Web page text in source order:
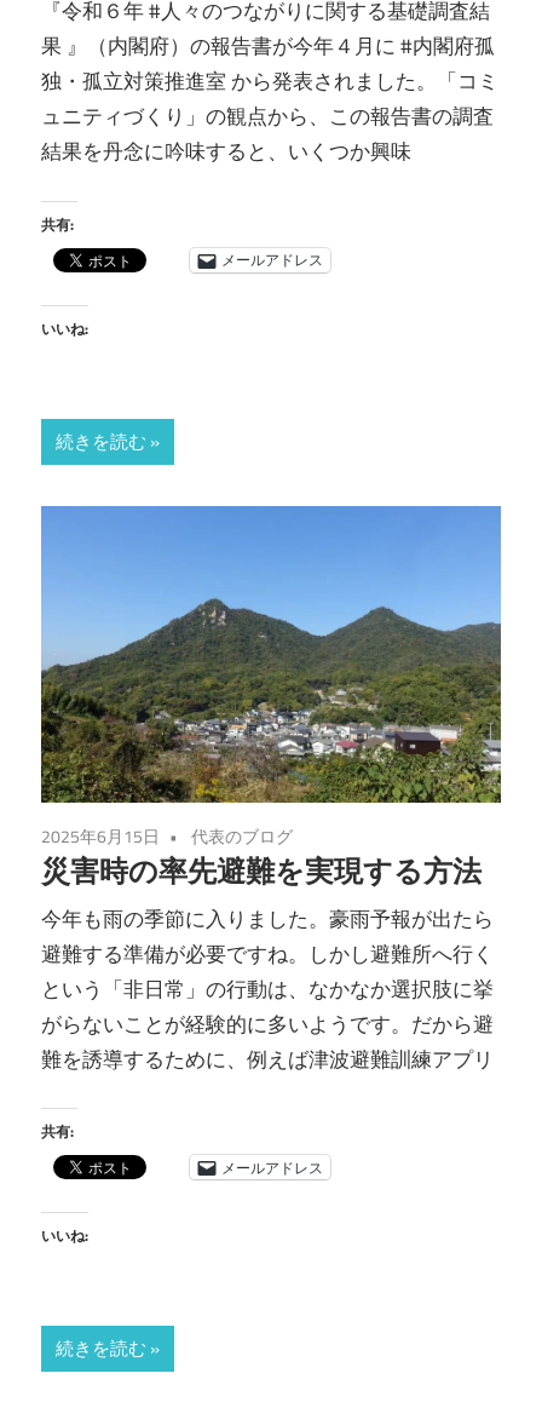
『令和６年 #人々のつながりに関する基礎調査結
果 』（内閣府）の報告書が今年４月に #内閣府孤
独・孤立対策推進室 から発表されました。「コミ
ュニティづくり」の観点から、この報告書の調査
結果を丹念に吟味すると、いくつか興味
共有:
メールアドレス
いいね:
続きを読む
2025年6月15日 代表のブログ
災害時の率先避難を実現する方法
今年も雨の季節に入りました。豪雨予報が出たら
避難する準備が必要ですね。しかし避難所へ行く
という「非日常」の行動は、なかなか選択肢に挙
がらないことが経験的に多いようです。だから避
難を誘導するために、例えば津波避難訓練アプリ
共有:
メールアドレス
いいね:
続きを読む